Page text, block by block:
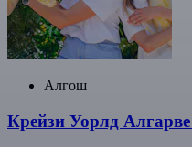
Алгош
Крейзи Уорлд